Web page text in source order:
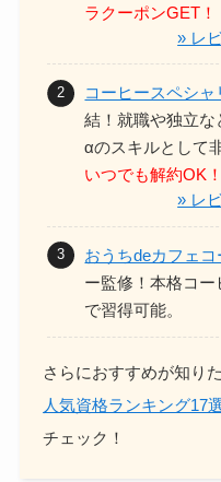
ラクーポンGET！
» レ
コーヒースペシャ
結！就職や独立な
αのスキルとして
いつでも解約OK！
» レ
おうちdeカフェコ
ー監修！本格コー
で習得可能。
さらにおすすめが知り
人気資格ランキング17
チェック！